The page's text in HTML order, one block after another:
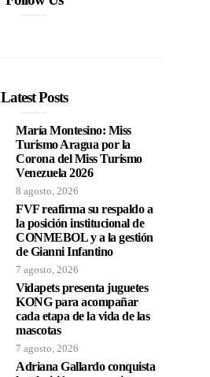
Latest Posts
María Montesino: Miss
Turismo Aragua por la
Corona del Miss Turismo
Venezuela 2026
8 agosto, 2026
FVF reafirma su respaldo a
la posición institucional de
CONMEBOL y a la gestión
de Gianni Infantino
7 agosto, 2026
Vidapets presenta juguetes
KONG para acompañar
cada etapa de la vida de las
mascotas
7 agosto, 2026
Adriana Gallardo conquista